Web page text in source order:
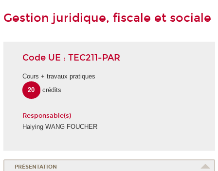
Gestion juridique, fiscale et sociale
Code UE : TEC211-PAR
Cours + travaux pratiques
20
crédits
Responsable(s)
Haiying WANG FOUCHER
PRÉSENTATION